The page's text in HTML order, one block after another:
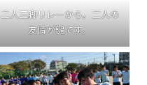
二人三脚リレーから。二人の
友情が鍵です。